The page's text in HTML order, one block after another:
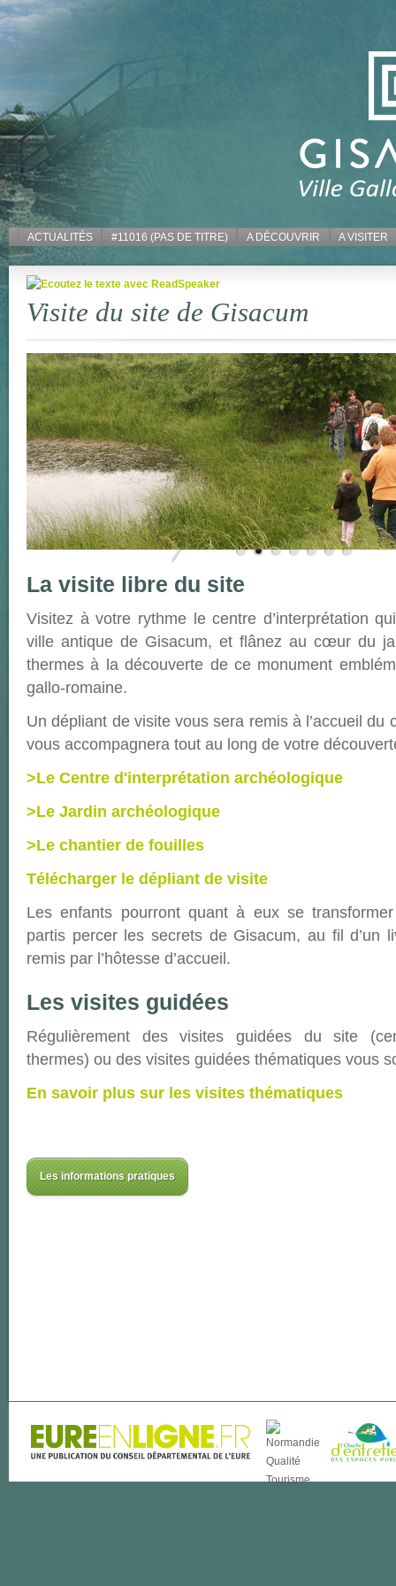
ACTUALITÉS #11016 (PAS DE TITRE) A DÉCOUVRIR A VISITER
Visite du site de Gisacum
La visite libre du site
Visitez à votre rythme le centre d’interprétation
ville antique de Gisacum, et flânez au cœur du
thermes à la découverte de ce monument
gallo-romaine.
Un dépliant de visite vous sera remis à l’accueil du
vous accompagnera tout au long de votre
>Le Centre d'interprétation archéologique
>Le Jardin archéologique
>Le chantier de fouilles
Télécharger le dépliant de visite
Les enfants pourront quant à eux se
partis percer les secrets de Gisacum, au fil d’un
remis par l’hôtesse d’accueil.
Les visites guidées
Régulièrement des visites guidées du site
thermes) ou des visites guidées thématiques vous
En savoir plus sur les visites thématiques
Les informations pratiques